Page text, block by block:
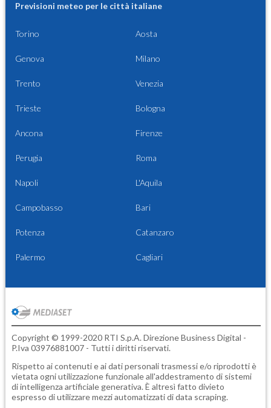
Previsioni meteo per le città italiane
Torino Aosta
Genova Milano
Trento Venezia
Trieste Bologna
Ancona Firenze
Perugia Roma
Napoli L'Aquila
Campobasso Bari
Potenza Catanzaro
Palermo Cagliari
Copyright © 1999-2020 RTI S.p.A. Direzione Business Digital -
P.Iva 03976881007 - Tutti i diritti riservati.
Rispetto ai contenuti e ai dati personali trasmessi e/o riprodotti è
vietata ogni utilizzazione funzionale all'addestramento di sistemi
di intelligenza artificiale generativa. È altresì fatto divieto
espresso di utilizzare mezzi automatizzati di data scraping.